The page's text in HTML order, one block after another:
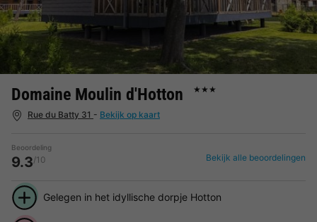
Domaine Moulin d'Hotton ★★★
Rue du Batty 31 - Bekijk op kaart
Beoordeling
9.3/10 Bekijk alle beoordelingen
Gelegen in het idyllische dorpje Hotton